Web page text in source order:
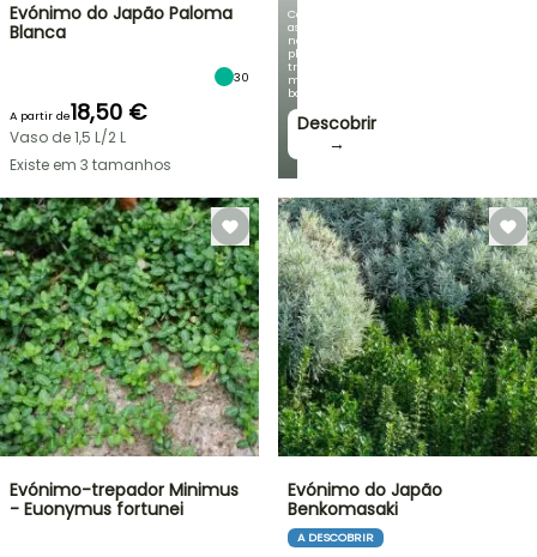
Com
as
nossas
plantas
trepadeiras
mais
bonitas!
Descobrir
→
Evónimo do Japão Paloma
Blanca
30
A partir de18,50 €
Vaso de 1,5 L/2 L
Existe em 3 tamanhos
Evónimo-trepador Minimus
- Euonymus fortunei
Evónimo do Japão
Benkomasaki
A DESCOBRIR